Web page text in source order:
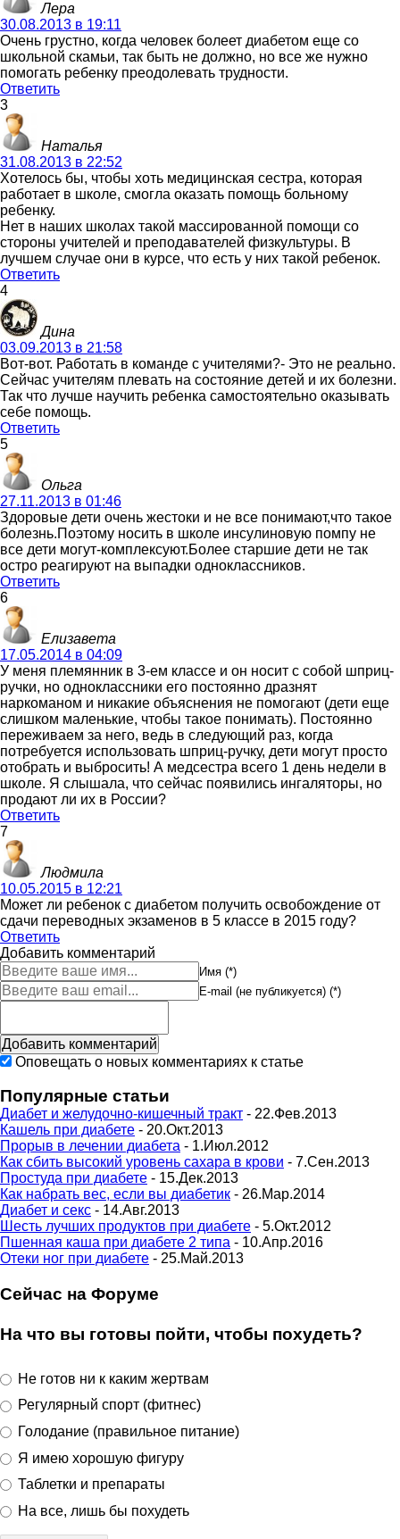
Лера
30.08.2013 в 19:11
Очень грустно, когда человек болеет диабетом еще со
школьной скамьи, так быть не должно, но все же нужно
помогать ребенку преодолевать трудности.
Ответить
3
Наталья
31.08.2013 в 22:52
Хотелось бы, чтобы хоть медицинская сестра, которая
работает в школе, смогла оказать помощь больному
ребенку.
Нет в наших школах такой массированной помощи со
стороны учителей и преподавателей физкультуры. В
лучшем случае они в курсе, что есть у них такой ребенок.
Ответить
4
Дина
03.09.2013 в 21:58
Вот-вот. Работать в команде с учителями?- Это не реально.
Сейчас учителям плевать на состояние детей и их болезни.
Так что лучше научить ребенка самостоятельно оказывать
себе помощь.
Ответить
5
Ольга
27.11.2013 в 01:46
Здоровые дети очень жестоки и не все понимают,что такое
болезнь.Поэтому носить в школе инсулиновую помпу не
все дети могут-комплексуют.Более старшие дети не так
остро реагируют на выпадки одноклассников.
Ответить
6
Елизавета
17.05.2014 в 04:09
У меня племянник в 3-ем классе и он носит с собой шприц-
ручки, но одноклассники его постоянно дразнят
наркоманом и никакие объяснения не помогают (дети еще
слишком маленькие, чтобы такое понимать). Постоянно
переживаем за него, ведь в следующий раз, когда
потребуется использовать шприц-ручку, дети могут просто
отобрать и выбросить! А медсестра всего 1 день недели в
школе. Я слышала, что сейчас появились ингаляторы, но
продают ли их в России?
Ответить
7
Людмила
10.05.2015 в 12:21
Может ли ребенок с диабетом получить освобождение от
сдачи переводных экзаменов в 5 классе в 2015 году?
Ответить
Добавить комментарий
Имя (*)
E-mail (не публикуется) (*)
Оповещать о новых комментариях к статье
Популярные статьи
Диабет и желудочно-кишечный тракт - 22.Фев.2013
Кашель при диабете - 20.Окт.2013
Прорыв в лечении диабета - 1.Июл.2012
Как сбить высокий уровень сахара в крови - 7.Сен.2013
Простуда при диабете - 15.Дек.2013
Как набрать вес, если вы диабетик - 26.Мар.2014
Диабет и секс - 14.Авг.2013
Шесть лучших продуктов при диабете - 5.Окт.2012
Пшенная каша при диабете 2 типа - 10.Апр.2016
Отеки ног при диабете - 25.Май.2013
Сейчас на Форуме
На что вы готовы пойти, чтобы похудеть?
Не готов ни к каким жертвам
Регулярный спорт (фитнес)
Голодание (правильное питание)
Я имею хорошую фигуру
Таблетки и препараты
На все, лишь бы похудеть